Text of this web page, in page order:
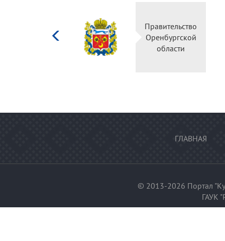
Министерство
культуры
Российской
федерации
ГЛАВНАЯ
© 2013-2026 Портал
ГАУК